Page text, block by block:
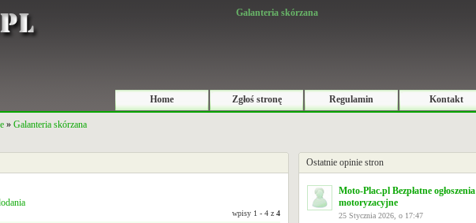
Galanteria skórzana
Home Zgłoś stronę Regulamin Kontakt
» Galanteria skórzana
wpisy 1 - 4 z 4
Ostatnie opinie stron
Moto-Plac.pl Bezpłatne ogłoszenia
motoryzacyjne
25 Stycznia 2026, o 17:47